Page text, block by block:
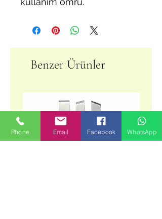
Benzer Ürünler
Phone Email Facebook WhatsApp